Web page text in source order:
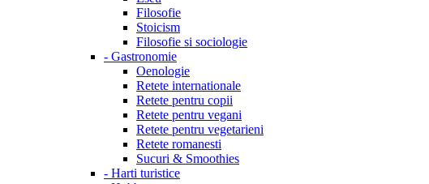
Filosofie
Stoicism
Filosofie si sociologie
- Gastronomie
Oenologie
Retete internationale
Retete pentru copii
Retete pentru vegani
Retete pentru vegetarieni
Retete romanesti
Sucuri & Smoothies
- Harti turistice